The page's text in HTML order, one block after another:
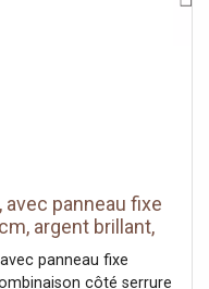
GS)
panneau fixe
argent brillant,
gauche, sur la
panneau fixe
côté serrure